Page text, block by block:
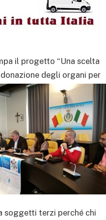
il progetto “Una scelta
degli organi per
soggetti terzi perché chi